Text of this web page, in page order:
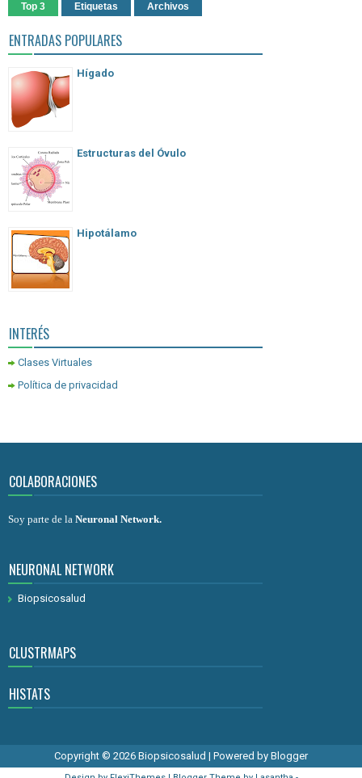
Top 3 Etiquetas Archivos
ENTRADAS POPULARES
Hígado
Estructuras del Óvulo
Hipotálamo
INTERÉS
Clases Virtuales
Política de privacidad
COLABORACIONES
Soy parte de la Neuronal Network.
NEURONAL NETWORK
Biopsicosalud
CLUSTRMAPS
HISTATS
Copyright © 2026 Biopsicosalud | Powered by Blogger